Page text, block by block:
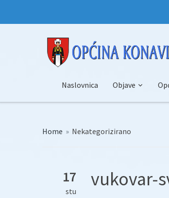
Naslovnica Objave
Home » Nekategorizirano
17
stu
vukovar-